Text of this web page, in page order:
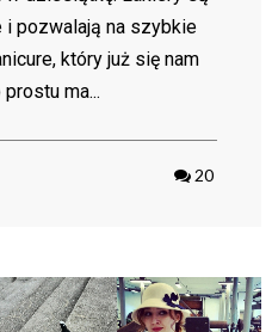
i pozwalają na szybkie
który już się nam
ma...
20